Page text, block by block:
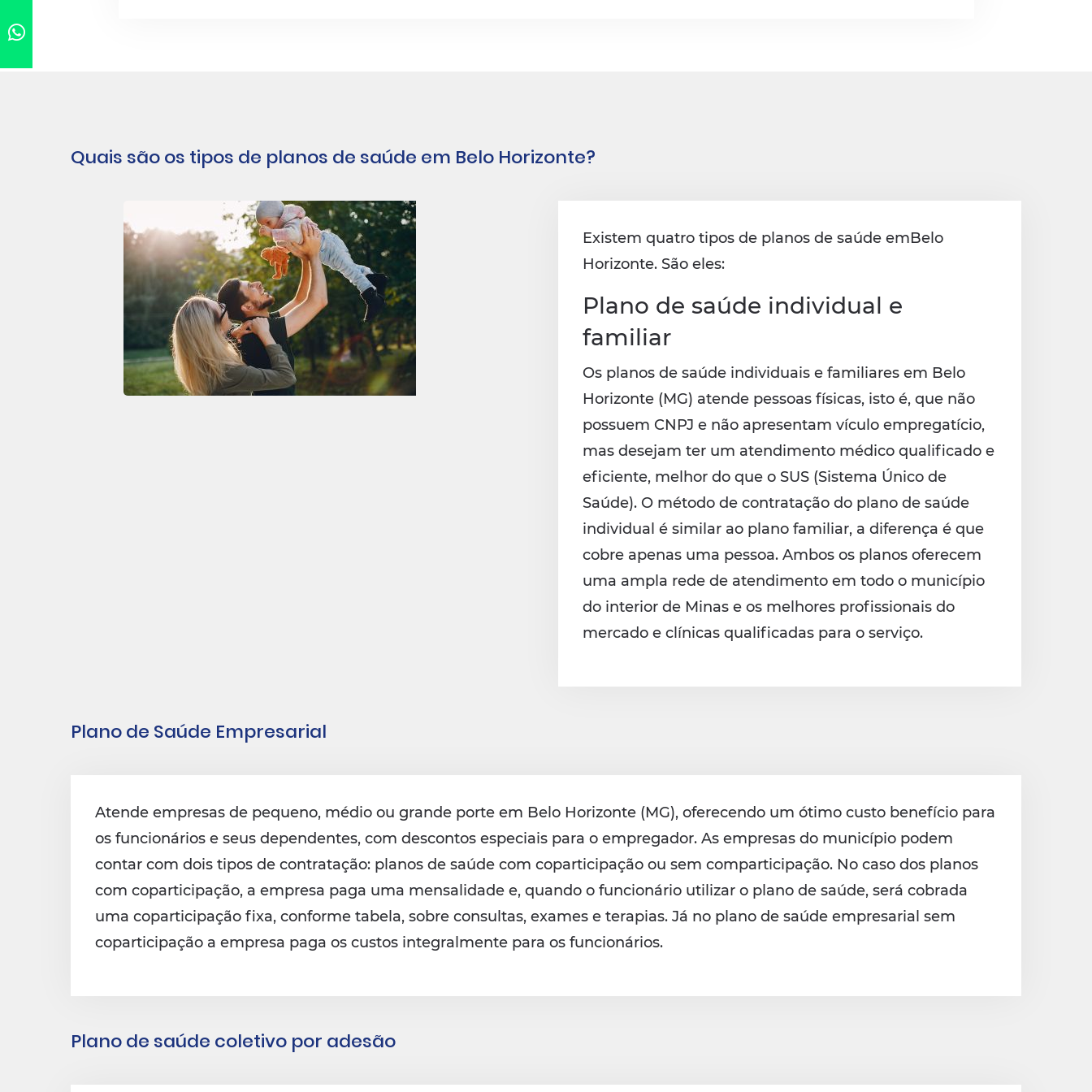
Quais são os tipos de planos de saúde em Belo Horizonte?
Existem quatro tipos de planos de saúde emBelo
Horizonte. São eles:
Plano de saúde individual e
familiar
Os planos de saúde individuais e familiares em Belo
Horizonte (MG) atende pessoas físicas, isto é, que não
possuem CNPJ e não apresentam vículo empregatício,
mas desejam ter um atendimento médico qualificado e
eficiente, melhor do que o SUS (Sistema Único de
Saúde). O método de contratação do plano de saúde
individual é similar ao plano familiar, a diferença é que
cobre apenas uma pessoa. Ambos os planos oferecem
uma ampla rede de atendimento em todo o município
do interior de Minas e os melhores profissionais do
mercado e clínicas qualificadas para o serviço.
Plano de Saúde Empresarial
Atende empresas de pequeno, médio ou grande porte em Belo Horizonte (MG), oferecendo um ótimo custo benefício para
os funcionários e seus dependentes, com descontos especiais para o empregador. As empresas do município podem
contar com dois tipos de contratação: planos de saúde com coparticipação ou sem comparticipação. No caso dos planos
com coparticipação, a empresa paga uma mensalidade e, quando o funcionário utilizar o plano de saúde, será cobrada
uma coparticipação fixa, conforme tabela, sobre consultas, exames e terapias. Já no plano de saúde empresarial sem
coparticipação a empresa paga os custos integralmente para os funcionários.
Plano de saúde coletivo por adesão